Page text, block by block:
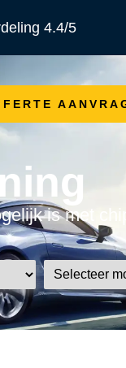
4.4/5
is met